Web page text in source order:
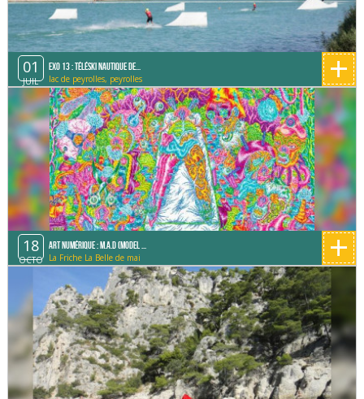
01
JUIL
Exo 13 : Téléski Nautique de...
lac de peyrolles, peyrolles +
18
OCTO
Art Numérique : M.A.D (Model ...
La Friche La Belle de mai +